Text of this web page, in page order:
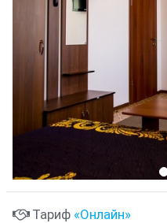
Тариф «Онлайн»